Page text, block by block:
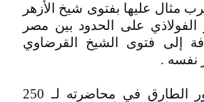
مثال عليها بفتوى شيخ الأزهر
الفولاذي على الحدود بين مصر
إلى فتوى الشيخ القرضاوي
نفسه .
واستعرض الدكتور الطارق في محاضرته لـ 250